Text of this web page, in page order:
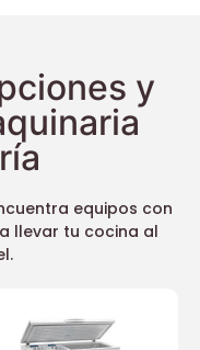
y
equipos con
llevar tu cocina al